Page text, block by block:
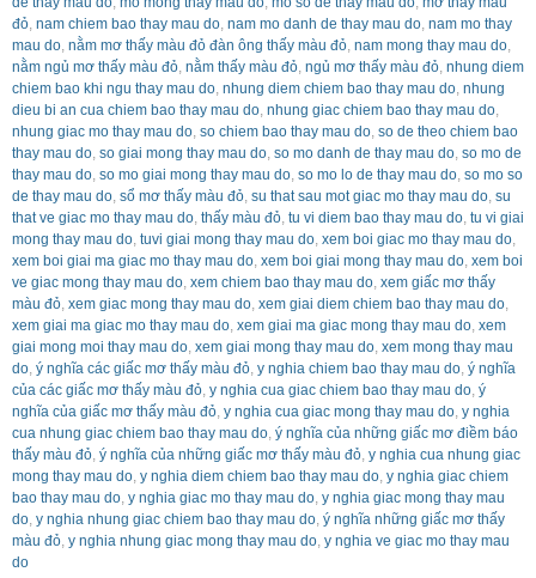
đỏ, nam chiem bao thay mau do, nam mo danh de thay mau do, nam mo thay
mau do, nằm mơ thấy màu đỏ đàn ông thấy màu đỏ, nam mong thay mau do,
nằm ngủ mơ thấy màu đỏ, nằm thấy màu đỏ, ngủ mơ thấy màu đỏ, nhung diem
chiem bao khi ngu thay mau do, nhung diem chiem bao thay mau do, nhung
dieu bi an cua chiem bao thay mau do, nhung giac chiem bao thay mau do,
nhung giac mo thay mau do, so chiem bao thay mau do, so de theo chiem bao
thay mau do, so giai mong thay mau do, so mo danh de thay mau do, so mo de
thay mau do, so mo giai mong thay mau do, so mo lo de thay mau do, so mo so
de thay mau do, sổ mơ thấy màu đỏ, su that sau mot giac mo thay mau do, su
that ve giac mo thay mau do, thấy màu đỏ, tu vi diem bao thay mau do, tu vi giai
mong thay mau do, tuvi giai mong thay mau do, xem boi giac mo thay mau do,
xem boi giai ma giac mo thay mau do, xem boi giai mong thay mau do, xem boi
ve giac mong thay mau do, xem chiem bao thay mau do, xem giấc mơ thấy
màu đỏ, xem giac mong thay mau do, xem giai diem chiem bao thay mau do,
xem giai ma giac mo thay mau do, xem giai ma giac mong thay mau do, xem
giai mong moi thay mau do, xem giai mong thay mau do, xem mong thay mau
do, ý nghĩa các giấc mơ thấy màu đỏ, y nghia chiem bao thay mau do, ý nghĩa
của các giấc mơ thấy màu đỏ, y nghia cua giac chiem bao thay mau do, ý
nghĩa của giấc mơ thấy màu đỏ, y nghia cua giac mong thay mau do, y nghia
cua nhung giac chiem bao thay mau do, ý nghĩa của những giấc mơ điềm báo
thấy màu đỏ, ý nghĩa của những giấc mơ thấy màu đỏ, y nghia cua nhung giac
mong thay mau do, y nghia diem chiem bao thay mau do, y nghia giac chiem
bao thay mau do, y nghia giac mo thay mau do, y nghia giac mong thay mau
do, y nghia nhung giac chiem bao thay mau do, ý nghĩa những giấc mơ thấy
màu đỏ, y nghia nhung giac mong thay mau do, y nghia ve giac mo thay mau
do